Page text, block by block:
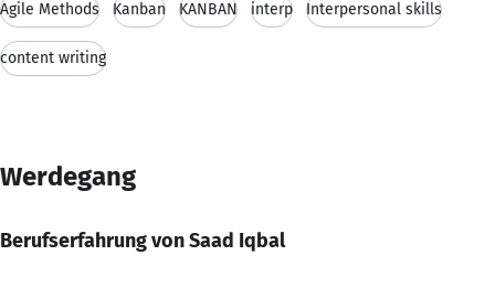
Agile Methods Kanban KANBAN interp Interpersonal skills
content writing
Werdegang
Berufserfahrung von Saad Iqbal